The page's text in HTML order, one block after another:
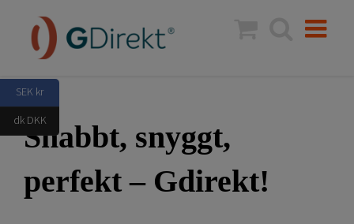
innehållet
Snabbt, snyggt,
perfekt – Gdirekt!
SEK kr
dk DKK